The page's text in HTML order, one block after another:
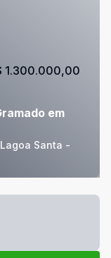
em
Santa -
1.300.000,00